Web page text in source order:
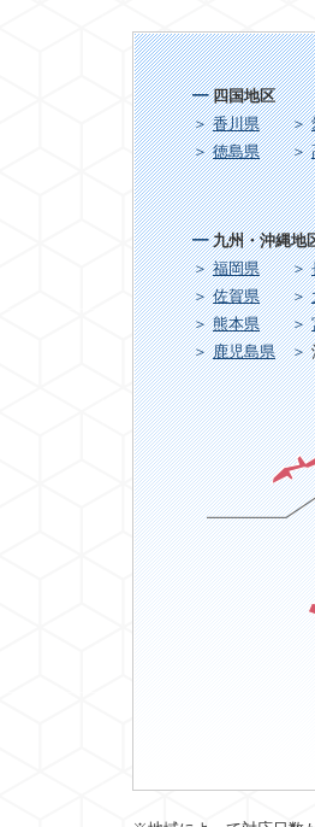
九州・沖縄地
福岡県
佐賀県
熊本県
鹿児島県
四国地区
香川県
徳島県